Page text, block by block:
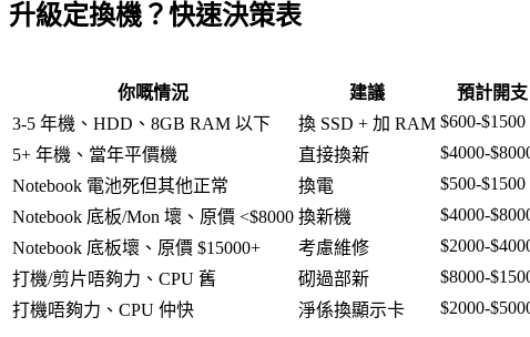
升級定換機？快速決策表
你嘅情況 建議
預計開支
3-5 年機、HDD、8GB RAM 以下
換 SSD + 加 RAM $600-$1500
5+ 年機、當年平價機
直接換新
$4000-
Notebook 電池死但其他正常
換電
$500-$1500
Notebook 底板/Mon 壞、原價 <$8000 換新機
$4000-
Notebook 底板壞、原價 $15000+
考慮維修
$2000-
打機/剪片唔夠力、CPU 舊
砌過部新
$8000-
打機唔夠力、CPU 仲快
淨係換顯示卡 $2000-